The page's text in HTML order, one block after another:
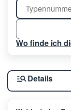
Wo finde ich
Details